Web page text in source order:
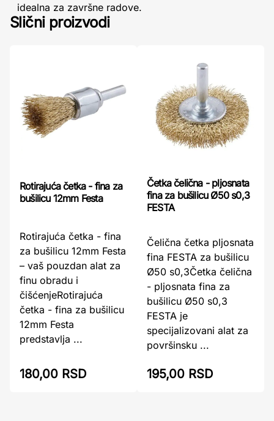
idealna za završne radove.
Slični proizvodi
Rotirajuća četka - fina za
bušilicu 12mm Festa
Rotirajuća četka - fina
za bušilicu 12mm Festa
– vaš pouzdan alat za
finu obradu i
čišćenjeRotirajuća
četka - fina za bušilicu
12mm Festa
predstavlja ...
180,00 RSD
Četka čelična - pljosnata
fina za bušilicu Ø50 s0,3
FESTA
Čelična četka pljosnata
fina FESTA za bušilicu
Ø50 s0,3Četka čelična
- pljosnata fina za
bušilicu Ø50 s0,3
FESTA je
specijalizovani alat za
površinsku ...
195,00 RSD